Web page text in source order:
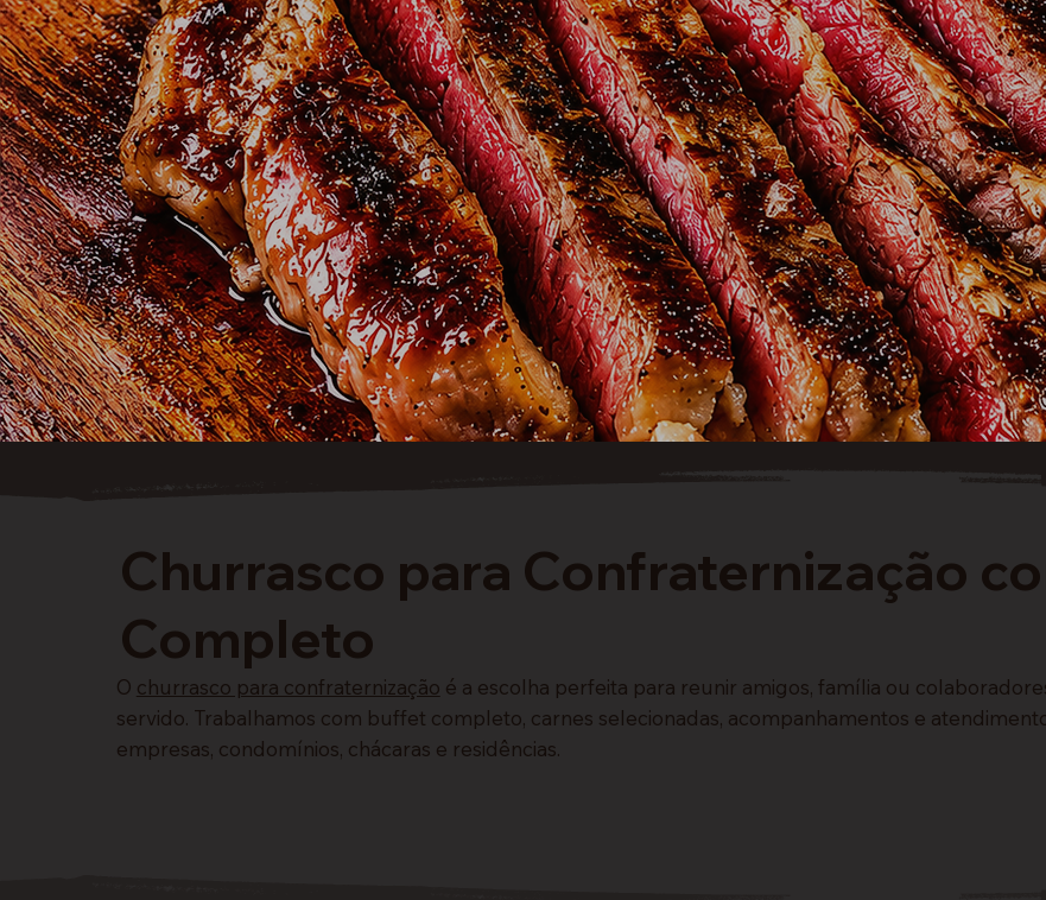
Churrasco para Confraternização
Completo
O churrasco para confraternização é a escolha perfeita para reunir amigos, família ou
servido. Trabalhamos com buffet completo, carnes selecionadas, acompanhamentos e
empresas, condomínios, chácaras e residências.